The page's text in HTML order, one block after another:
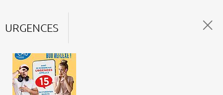
URGENCES